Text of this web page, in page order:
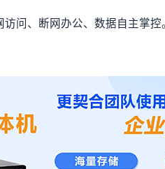
问、断网办公、数据自主掌